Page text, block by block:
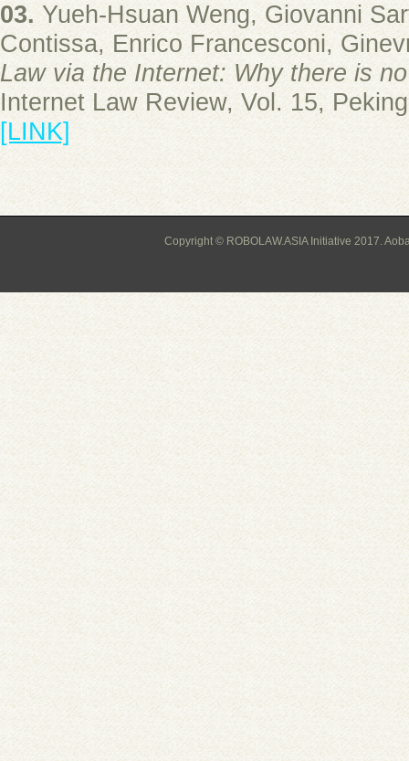
03. Yueh-Hsuan Weng, Giovanni
Contissa, Enrico Francesconi,
Law via the Internet: Why there is
Internet Law Review, Vol. 15,
[LINK]
Copyright © ROBOLAW.ASIA Initiative 2017.